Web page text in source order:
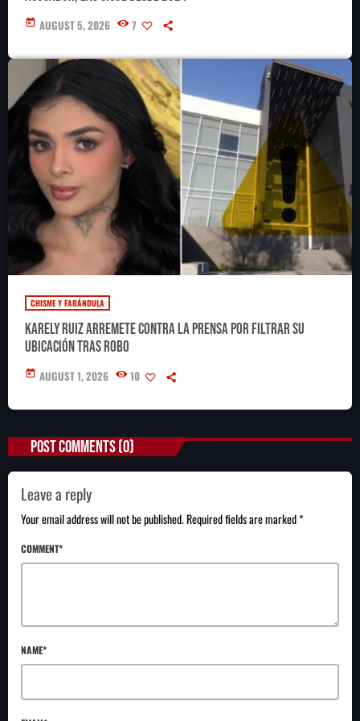
today AUGUST 5, 2026 7
CHISME Y FARÁNDULA
Karely Ruiz arremete contra la prensa por filtrar su
ubicación tras robo
today AUGUST 1, 2026 10
POST COMMENTS (0)
Leave a reply
Your email address will not be published. Required fields are marked *
COMMENT*
NAME*